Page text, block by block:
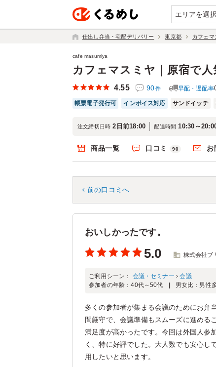
エリアを選択
仕出し弁当・宅配デリバリー 東京都 カフェマ
カフェマスミヤ｜原宿で
cafe masumiya
4.55 90件 早配・遅配率
帳票電子発行可 インボイス対応 サンドイッチ
注文締切日時 2日前18:00 配達時間 10:30～
商品一覧 口コミ 90 お
前の口コミへ
おいしかったです。
5.0 株式会社ブ
ご利用シーン： 会議・セミナー ›会議
参加者の年齢：40代～50代 男女比： 男性
多くの参加者が集まる会議のためにお弁
間厳守で、会議準備もスムーズに進める
満足度が高かったです。今回は外国人参
く、特に好評でした。大人数でも安心し
用したいと思います。